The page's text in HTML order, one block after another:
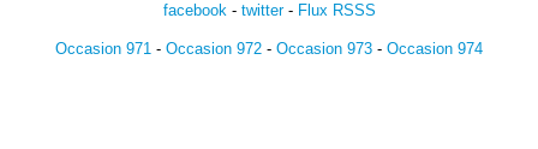
facebook- twitter- Flux RSSS
Occasion 971 - Occasion 972 - Occasion 973 - Occasion 974